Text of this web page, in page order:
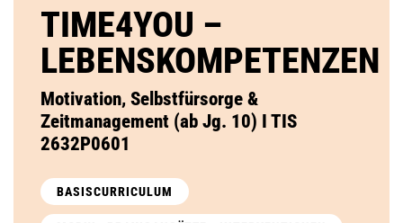
TIME4YOU –
LEBENSKOMPETENZEN
Motivation, Selbstfürsorge &
Zeitmanagement (ab Jg. 10) I TIS
2632P0601
BASISCURRICULUM